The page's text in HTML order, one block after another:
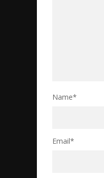
Name*
Email*